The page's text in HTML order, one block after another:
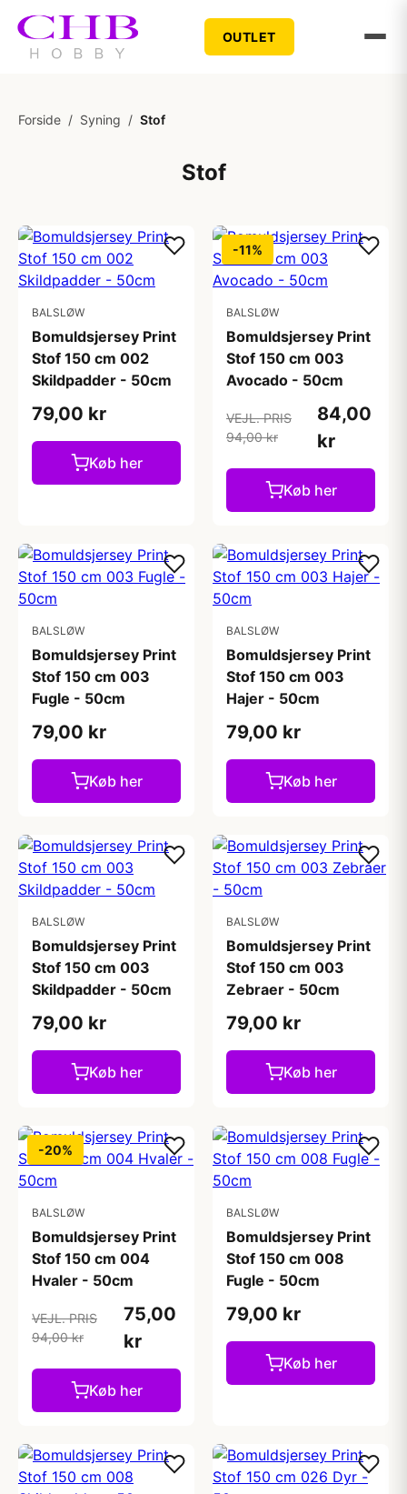
OUTLET
Forside / Syning / Stof
Stof
BALSLØW
Bomuldsjersey Print
Stof 150 cm 002
Skildpadder - 50cm
79,00 kr
Køb her
-11%
BALSLØW
Bomuldsjersey Print
Stof 150 cm 003
Avocado - 50cm
VEJL. PRIS
94,00 kr
84,00
kr
Køb her
BALSLØW
Bomuldsjersey Print
Stof 150 cm 003
Fugle - 50cm
79,00 kr
Køb her
BALSLØW
Bomuldsjersey Print
Stof 150 cm 003
Hajer - 50cm
79,00 kr
Køb her
BALSLØW
Bomuldsjersey Print
Stof 150 cm 003
Skildpadder - 50cm
79,00 kr
Køb her
BALSLØW
Bomuldsjersey Print
Stof 150 cm 003
Zebraer - 50cm
79,00 kr
Køb her
-20%
BALSLØW
Bomuldsjersey Print
Stof 150 cm 004
Hvaler - 50cm
VEJL. PRIS
94,00 kr
75,00
kr
Køb her
BALSLØW
Bomuldsjersey Print
Stof 150 cm 008
Fugle - 50cm
79,00 kr
Køb her